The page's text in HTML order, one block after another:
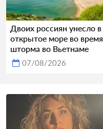
Двоих россиян унесло в
открытое море во время
шторма во Вьетнаме
07/08/2026